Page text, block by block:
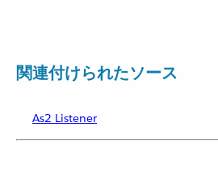
関連付けられたソース
As2 Listener